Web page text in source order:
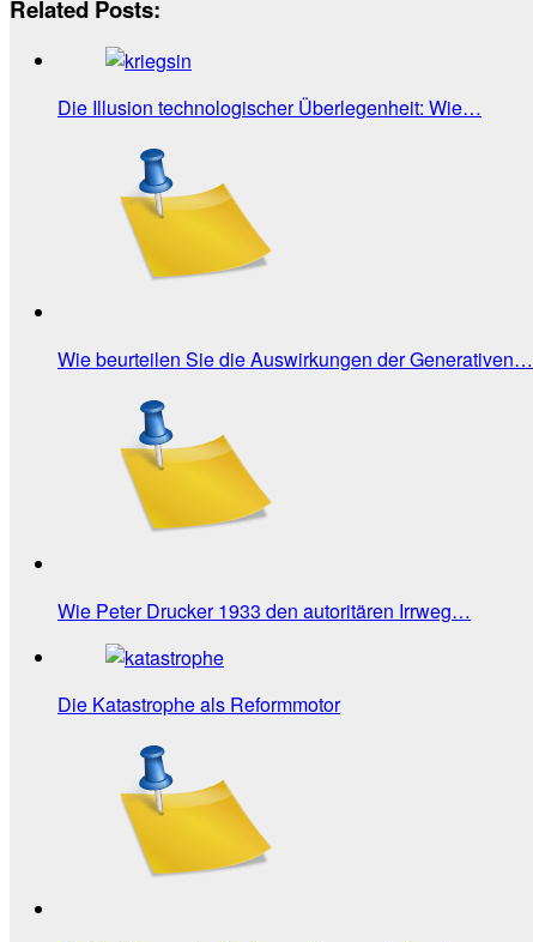
Related Posts:
Die Illusion technologischer Überlegenheit: Wie…
Wie beurteilen Sie die Auswirkungen der Generativen…
Wie Peter Drucker 1933 den autoritären Irrweg…
Die Katastrophe als Reformmotor